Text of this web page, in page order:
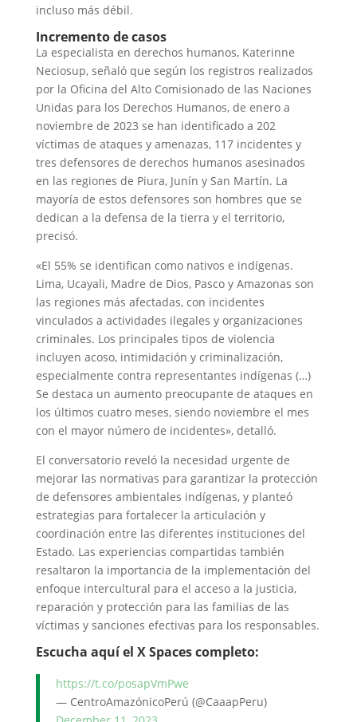
incluso más débil.
Incremento de casos
La especialista en derechos humanos, Katerinne
Neciosup, señaló que según los registros realizados
por la Oficina del Alto Comisionado de las Naciones
Unidas para los Derechos Humanos, de enero a
noviembre de 2023 se han identificado a 202
víctimas de ataques y amenazas, 117 incidentes y
tres defensores de derechos humanos asesinados
en las regiones de Piura, Junín y San Martín. La
mayoría de estos defensores son hombres que se
dedican a la defensa de la tierra y el territorio,
precisó.
«El 55% se identifican como nativos e indígenas.
Lima, Ucayali, Madre de Dios, Pasco y Amazonas son
las regiones más afectadas, con incidentes
vinculados a actividades ilegales y organizaciones
criminales. Los principales tipos de violencia
incluyen acoso, intimidación y criminalización,
especialmente contra representantes indígenas (…)
Se destaca un aumento preocupante de ataques en
los últimos cuatro meses, siendo noviembre el mes
con el mayor número de incidentes», detalló.
El conversatorio reveló la necesidad urgente de
mejorar las normativas para garantizar la protección
de defensores ambientales indígenas, y planteó
estrategias para fortalecer la articulación y
coordinación entre las diferentes instituciones del
Estado. Las experiencias compartidas también
resaltaron la importancia de la implementación del
enfoque intercultural para el acceso a la justicia,
reparación y protección para las familias de las
víctimas y sanciones efectivas para los responsables.
Escucha aquí el X Spaces completo:
https://t.co/posapVmPwe
— CentroAmazónicoPerú (@CaaapPeru)